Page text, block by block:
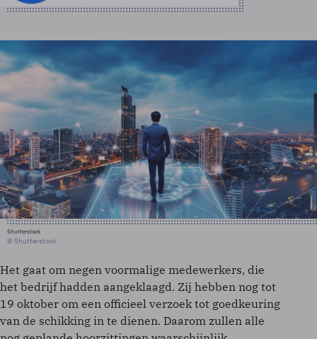
Shutterstock
© Shutterstock
Het gaat om negen voormalige medewerkers, die
het bedrijf hadden aangeklaagd. Zij hebben nog tot
19 oktober om een officieel verzoek tot goedkeuring
van de schikking in te dienen. Daarom zullen alle